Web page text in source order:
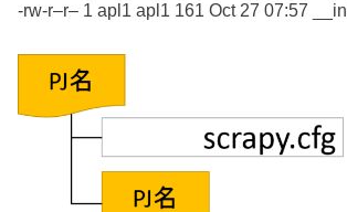
-rw-r–r– 1 apl1 apl1 161 Oct 27 07:57